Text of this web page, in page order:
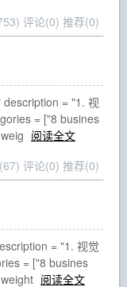
评论(0) 推荐(0)
description = "1. 视
= ["8 busines
阅读全文
评论(0) 推荐(0)
= "1. 视觉
= ["8 busines
阅读全文